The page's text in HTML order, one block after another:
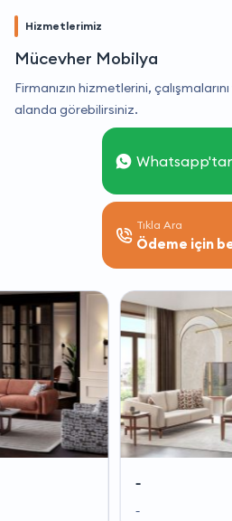
Hizmetlerimiz
Mücevher Mobilya
Firmanızın hizmetlerini,
alanda görebilirsiniz.
Tıkla Ara
Ödeme için